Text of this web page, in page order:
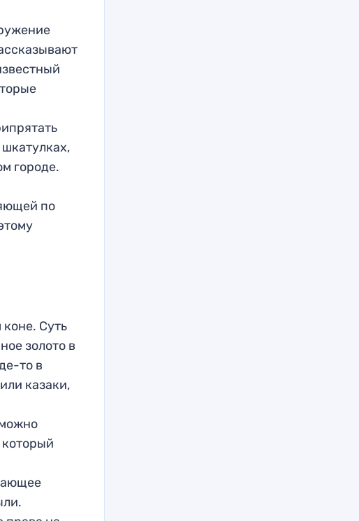
городе.
по
Суть
золото в
то в
казаки,
который